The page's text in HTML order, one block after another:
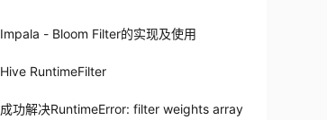
Impala - Bloom Filter的实现及使用
Hive RuntimeFilter
成功解决RuntimeError: filter weights array